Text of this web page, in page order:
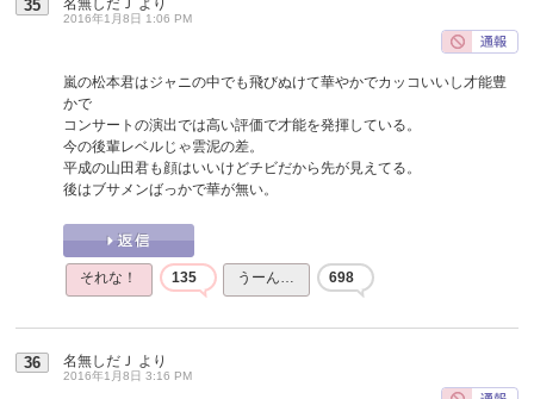
35 名無しだＪ より
2016年1月8日 1:06 PM
嵐の松本君はジャニの中でも飛びぬけて華やかでカッコいいし才能豊
かで
コンサートの演出では高い評価で才能を発揮している。
今の後輩レベルじゃ雲泥の差。
平成の山田君も顔はいいけどチビだから先が見えてる。
後はブサメンばっかで華が無い。
それな！ 135 うーん… 698
36 名無しだＪ より
2016年1月8日 3:16 PM